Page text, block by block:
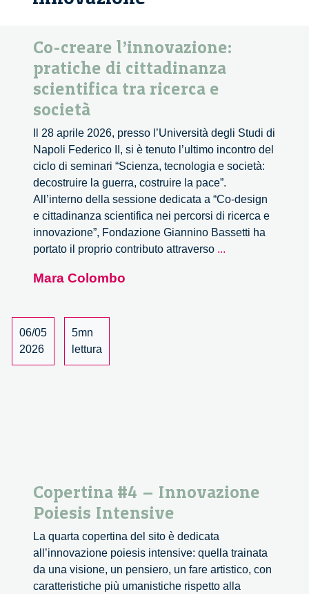
Co-creare l’innovazione:
pratiche di cittadinanza
scientifica tra ricerca e
società
Il 28 aprile 2026, presso l’Università degli Studi di
Napoli Federico II, si è tenuto l’ultimo incontro del
ciclo di seminari “Scienza, tecnologia e società:
decostruire la guerra, costruire la pace”.
All’interno della sessione dedicata a “Co-design
e cittadinanza scientifica nei percorsi di ricerca e
innovazione”, Fondazione Giannino Bassetti ha
portato il proprio contributo attraverso ...
Mara Colombo
06/05
2026
5mn
lettura
Copertina #4 – Innovazione
Poiesis Intensive
La quarta copertina del sito è dedicata
all’innovazione poiesis intensive: quella trainata
da una visione, un pensiero, un fare artistico, con
caratteristiche più umanistiche rispetto alla